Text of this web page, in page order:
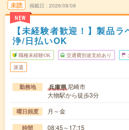
未読
NEW
掲載日 2026/08/08
【未経験者歓迎！】製品
浄/日払いOK
職種未経験OK 交通費別途支給あり
派遣
勤務地 兵庫県 尼崎市
大物駅から徒歩3分
曜日頻度 月～金
時間 08:45～17:15